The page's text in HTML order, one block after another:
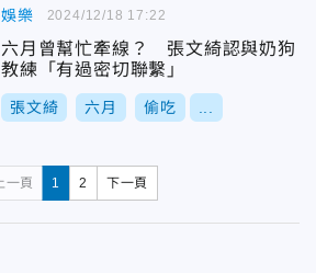
娛樂
六月曾幫忙牽線？ 張文綺認與奶狗
教練「有過密切聯繫」
張文綺 六月 偷吃
2024/12/18 17:22
一頁 1 2 下一頁